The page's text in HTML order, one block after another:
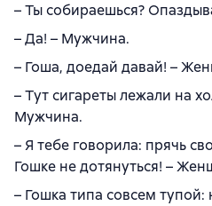
– Ты собираешься?
– Да! – Мужчина.
– Гоша, доедай давай! –
– Тут сигареты лежали на
Мужчина.
– Я тебе говорила: прячь
Гошке не дотянуться! –
– Гошка типа совсем тупой: